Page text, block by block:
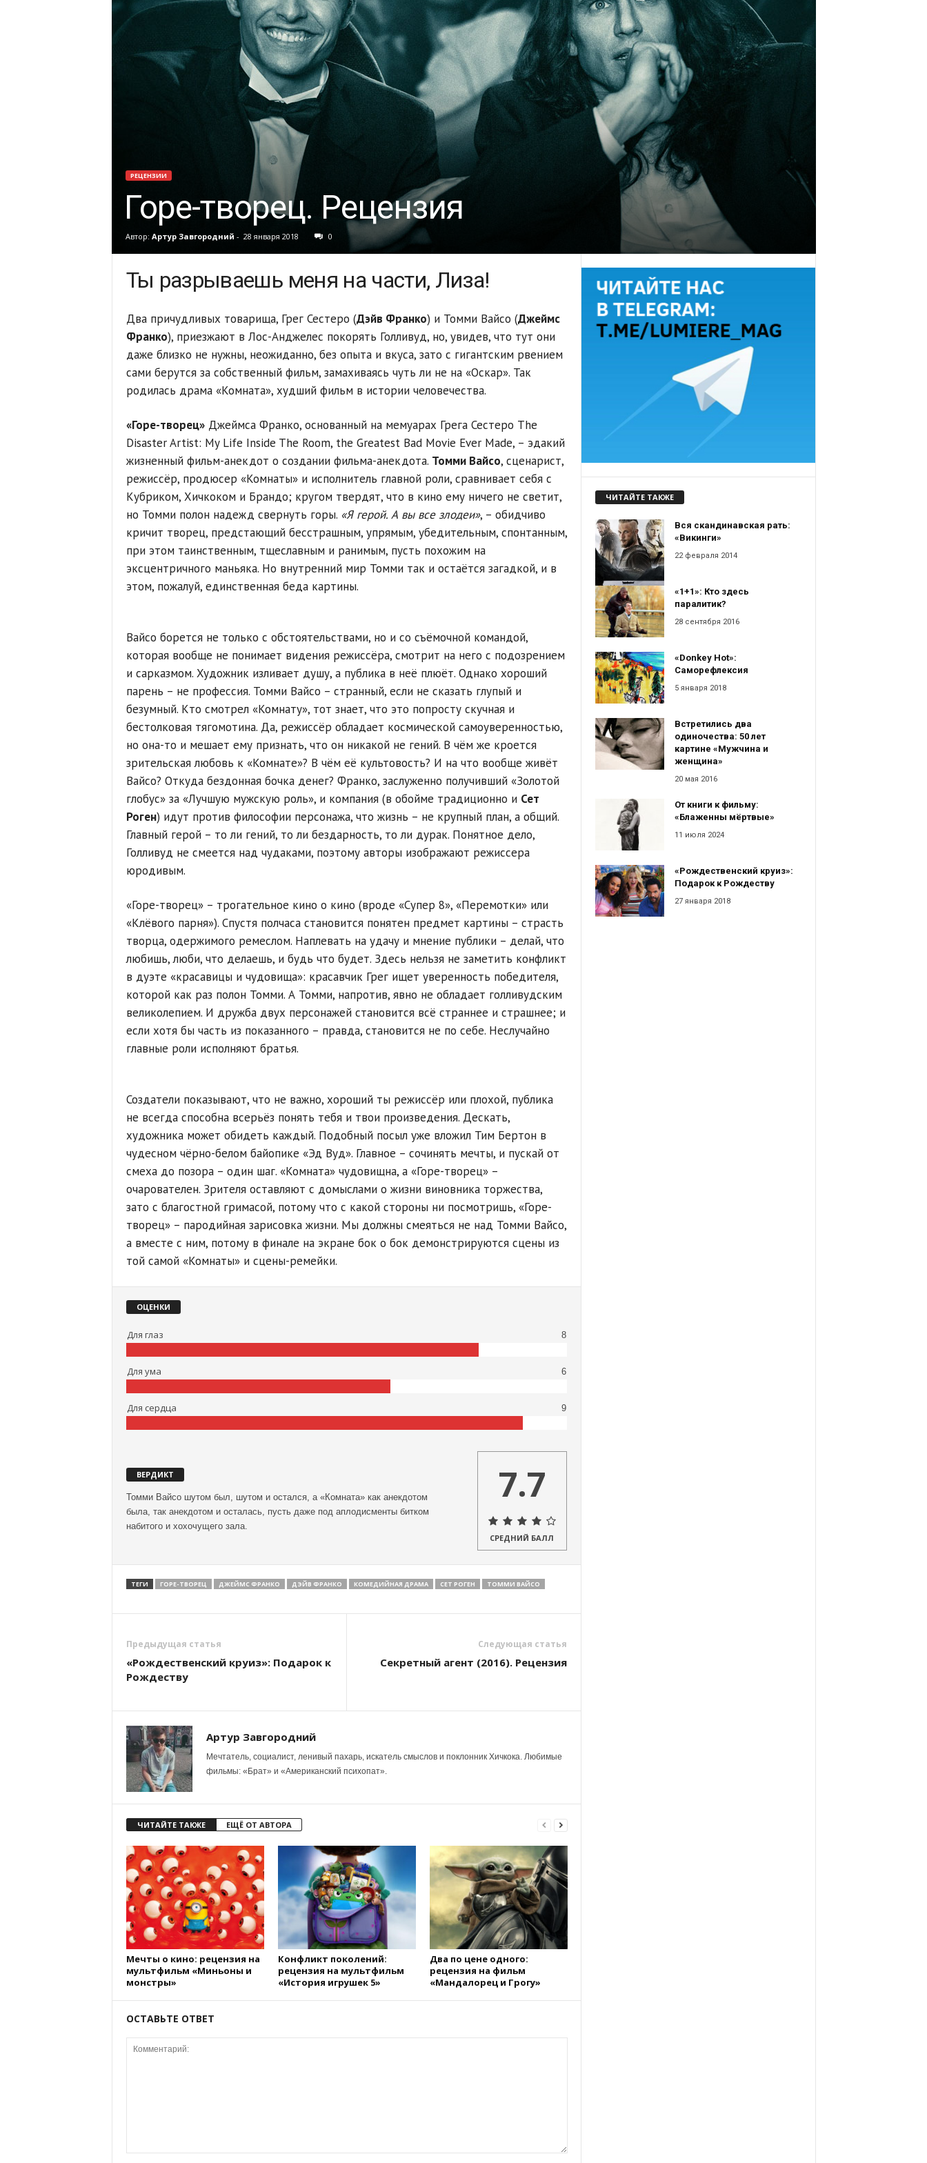
РЕЦЕНЗИИ
Горе-творец. Рецензия
Автор: Артур Завгородний - 28 января 2018 0
Ты разрываешь меня на части, Лиза!
Два причудливых товарища, Грег Сестеро (Дэйв Франко) и Томми Вайсо (Джеймс
Франко), приезжают в Лос-Анджелес покорять Голливуд, но, увидев, что тут они
даже близко не нужны, неожиданно, без опыта и вкуса, зато с гигантским рвением
сами берутся за собственный фильм, замахиваясь чуть ли не на «Оскар». Так
родилась драма «Комната», худший фильм в истории человечества.
«Горе-творец»Джеймса Франко, основанный на мемуарах Грега Сестеро The
Disaster Artist: My Life Inside The Room, the Greatest Bad Movie Ever Made, – эдакий
жизненный фильм-анекдот о создании фильма-анекдота. Томми Вайсо, сценарист,
режиссёр, продюсер «Комнаты» и исполнитель главной роли, сравнивает себя с
Кубриком, Хичкоком и Брандо; кругом твердят, что в кино ему ничего не светит,
но Томми полон надежд свернуть горы. «Я герой. А вы все злодеи», – обидчиво
кричит творец, предстающий бесстрашным, упрямым, убедительным, спонтанным,
при этом таинственным, тщеславным и ранимым, пусть похожим на
эксцентричного маньяка. Но внутренний мир Томми так и остаётся загадкой, и в
этом, пожалуй, единственная беда картины.
Вайсо борется не только с обстоятельствами, но и со съёмочной командой,
которая вообще не понимает видения режиссёра, смотрит на него с подозрением
и сарказмом. Художник изливает душу, а публика в неё плюёт. Однако хороший
парень – не профессия. Томми Вайсо – странный, если не сказать глупый и
безумный. Кто смотрел «Комнату», тот знает, что это попросту скучная и
бестолковая тягомотина. Да, режиссёр обладает космической самоуверенностью,
но она-то и мешает ему признать, что он никакой не гений. В чём же кроется
зрительская любовь к «Комнате»? В чём её культовость? И на что вообще живёт
Вайсо? Откуда бездонная бочка денег? Франко, заслуженно получивший «Золотой
глобус» за «Лучшую мужскую роль», и компания (в обойме традиционно и Сет
Роген) идут против философии персонажа, что жизнь – не крупный план, а общий.
Главный герой – то ли гений, то ли бездарность, то ли дурак. Понятное дело,
Голливуд не смеется над чудаками, поэтому авторы изображают режиссера
юродивым.
«Горе-творец» – трогательное кино о кино (вроде «Супер 8», «Перемотки» или
«Клёвого парня»). Спустя полчаса становится понятен предмет картины – страсть
творца, одержимого ремеслом. Наплевать на удачу и мнение публики – делай, что
любишь, люби, что делаешь, и будь что будет. Здесь нельзя не заметить конфликт
в дуэте «красавицы и чудовища»: красавчик Грег ищет уверенность победителя,
которой как раз полон Томми. А Томми, напротив, явно не обладает голливудским
великолепием. И дружба двух персонажей становится всё страннее и страшнее; и
если хотя бы часть из показанного – правда, становится не по себе. Неслучайно
главные роли исполняют братья.
Создатели показывают, что не важно, хороший ты режиссёр или плохой, публика
не всегда способна всерьёз понять тебя и твои произведения. Дескать,
художника может обидеть каждый. Подобный посыл уже вложил Тим Бертон в
чудесном чёрно-белом байопике «Эд Вуд». Главное – сочинять мечты, и пускай от
смеха до позора – один шаг. «Комната» чудовищна, а «Горе-творец» –
очарователен. Зрителя оставляют с домыслами о жизни виновника торжества,
зато с благостной гримасой, потому что с какой стороны ни посмотришь, «Горе-
творец» – пародийная зарисовка жизни. Мы должны смеяться не над Томми Вайсо,
а вместе с ним, потому в финале на экране бок о бок демонстрируются сцены из
той самой «Комнаты» и сцены-ремейки.
ОЦЕНКИ
Для глаз 8
Для ума 6
Для сердца 9
ВЕРДИКТ
Томми Вайсо шутом был, шутом и остался, а «Комната» как анекдотом
была, так анекдотом и осталась, пусть даже под аплодисменты битком
набитого и хохочущего зала.
7.7
СРЕДНИЙ БАЛЛ
ТЕГИ ГОРЕ-ТВОРЕЦ ДЖЕЙМС ФРАНКО ДЭЙВ ФРАНКО КОМЕДИЙНАЯ ДРАМА СЕТ РОГЕН ТОММИ ВАЙСО
Предыдущая статья
«Рождественский круиз»: Подарок к
Рождеству
Следующая статья
Секретный агент (2016). Рецензия
Артур Завгородний
Мечтатель, социалист, ленивый пахарь, искатель смыслов и поклонник Хичкока. Любимые
фильмы: «Брат» и «Американский психопат».
ЧИТАЙТЕ ТАКЖЕ ЕЩЁ ОТ АВТОРА
Мечты о кино: рецензия на
мультфильм «Миньоны и
монстры»
Конфликт поколений:
рецензия на мультфильм
«История игрушек 5»
Два по цене одного:
рецензия на фильм
«Мандалорец и Грогу»
ОСТАВЬТЕ ОТВЕТ
ЧИТАЙТЕ ТАКЖЕ
Вся скандинавская рать:
«Викинги»
22 февраля 2014
«1+1»: Кто здесь
паралитик?
28 сентября 2016
«Donkey Hot»:
Саморефлексия
5 января 2018
Встретились два
одиночества: 50 лет
картине «Мужчина и
женщина»
20 мая 2016
От книги к фильму:
«Блаженны мёртвые»
11 июля 2024
«Рождественский круиз»:
Подарок к Рождеству
27 января 2018